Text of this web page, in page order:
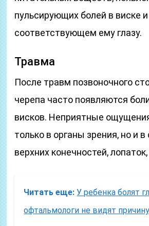
пульсирующих болей в виске и
соответствующем ему глазу.
Травма
После травм позвоночного
черепа часто появляются
висков. Неприятные
только в органы зрения, но и в
верхних конечностей,
Читать еще: У ребенка болят
офтальмологи не видят причину